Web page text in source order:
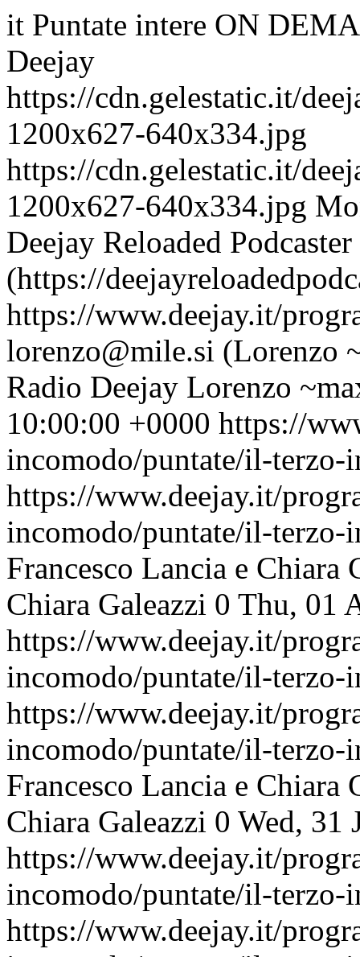
it Puntate intere ON
Deejay
https://cdn.gelestatic.it/
1200x627-640x334.jpg
https://cdn.gelestatic.it/
1200x627-640x334.jpg
Deejay Reloaded
(https://
https://www.deejay.it/
lorenzo@mile.si (Lorenzo
Radio Deejay Lorenzo
10:00:00 +0000 https://
incomodo/puntate/il-
https://www.deejay.it/
incomodo/puntate/il-
Francesco Lancia e Chiara
Chiara Galeazzi 0 Thu, 01
https://www.deejay.it/
incomodo/puntate/il-
https://www.deejay.it/
incomodo/puntate/il-
Francesco Lancia e Chiara
Chiara Galeazzi 0 Wed, 31
https://www.deejay.it/
incomodo/puntate/il-
https://www.deejay.it/